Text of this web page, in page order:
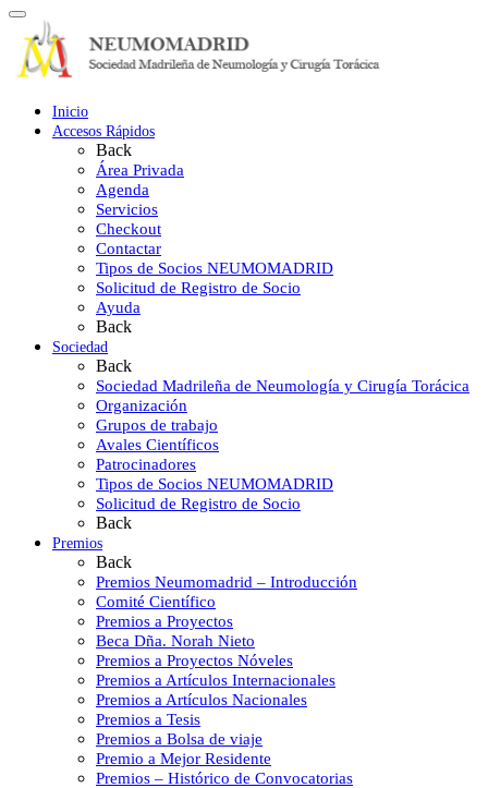
Inicio
Accesos Rápidos
Back
Área Privada
Agenda
Servicios
Checkout
Contactar
Tipos de Socios NEUMOMADRID
Solicitud de Registro de Socio
Ayuda
Back
Sociedad
Back
Sociedad Madrileña de Neumología y Cirugía Torácica
Organización
Grupos de trabajo
Avales Científicos
Patrocinadores
Tipos de Socios NEUMOMADRID
Solicitud de Registro de Socio
Back
Premios
Back
Premios Neumomadrid – Introducción
Comité Científico
Premios a Proyectos
Beca Dña. Norah Nieto
Premios a Proyectos Nóveles
Premios a Artículos Internacionales
Premios a Artículos Nacionales
Premios a Tesis
Premios a Bolsa de viaje
Premio a Mejor Residente
Premios – Histórico de Convocatorias